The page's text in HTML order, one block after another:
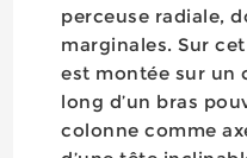
perceuse radiale,
marginales. Sur
est montée sur un
long d’un bras
colonne comme